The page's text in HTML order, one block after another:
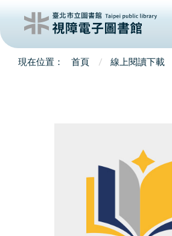
首頁 線上閱讀下載